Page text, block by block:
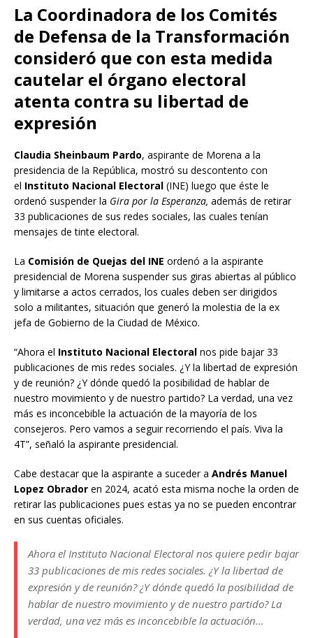
La Coordinadora de los Comités
de Defensa de la Transformación
consideró que con esta medida
cautelar el órgano electoral
atenta contra su libertad de
expresión
Claudia Sheinbaum Pardo, aspirante de Morena a la
presidencia de la República, mostró su descontento con
el Instituto Nacional Electoral (INE) luego que éste le
ordenó suspender la Gira por la Esperanza, además de retirar
33 publicaciones de sus redes sociales, las cuales tenían
mensajes de tinte electoral.
La Comisión de Quejas del INE ordenó a la aspirante
presidencial de Morena suspender sus giras abiertas al público
y limitarse a actos cerrados, los cuales deben ser dirigidos
solo a militantes, situación que generó la molestia de la ex
jefa de Gobierno de la Ciudad de México.
“Ahora el Instituto Nacional Electoral nos pide bajar 33
publicaciones de mis redes sociales. ¿Y la libertad de expresión
y de reunión? ¿Y dónde quedó la posibilidad de hablar de
nuestro movimiento y de nuestro partido? La verdad, una vez
más es inconcebible la actuación de la mayoría de los
consejeros. Pero vamos a seguir recorriendo el país. Viva la
4T”, señaló la aspirante presidencial.
Cabe destacar que la aspirante a suceder a Andrés Manuel
Lopez Obrador en 2024, acató esta misma noche la orden de
retirar las publicaciones pues estas ya no se pueden encontrar
en sus cuentas oficiales.
Ahora el Instituto Nacional Electoral nos quiere pedir bajar
33 publicaciones de mis redes sociales. ¿Y la libertad de
expresión y de reunión? ¿Y dónde quedó la posibilidad de
hablar de nuestro movimiento y de nuestro partido? La
verdad, una vez más es inconcebible la actuación…